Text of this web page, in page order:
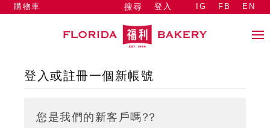
搜尋 登入
購物車 IG FB EN
登入或註冊一個新帳號
您是我們的新客戶嗎??